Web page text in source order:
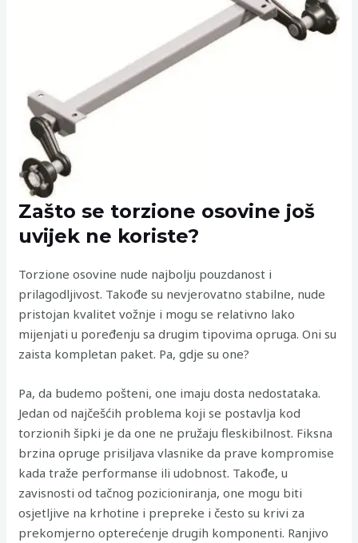
Zašto se torzione osovine još
uvijek ne koriste?
Torzione osovine nude najbolju pouzdanost i
prilagodljivost. Takođe su nevjerovatno stabilne, nude
pristojan kvalitet vožnje i mogu se relativno lako
mijenjati u poređenju sa drugim tipovima opruga. Oni su
zaista kompletan paket. Pa, gdje su one?
Pa, da budemo pošteni, one imaju dosta nedostataka.
Jedan od najčešćih problema koji se postavlja kod
torzionih šipki je da one ne pružaju fleskibilnost. Fiksna
brzina opruge prisiljava vlasnike da prave kompromise
kada traže performanse ili udobnost. Takođe, u
zavisnosti od tačnog pozicioniranja, one mogu biti
osjetljive na krhotine i prepreke i često su krivi za
prekomjerno opterećenje drugih komponenti. Ranjivo